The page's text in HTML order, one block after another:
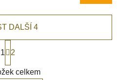
O
v
DALŠÍ 4
t
r
á
1 2
celkem